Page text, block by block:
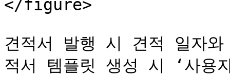
</figure>
견적서 발행 시 견적 일자
적서 템플릿 생성 시 ‘사용